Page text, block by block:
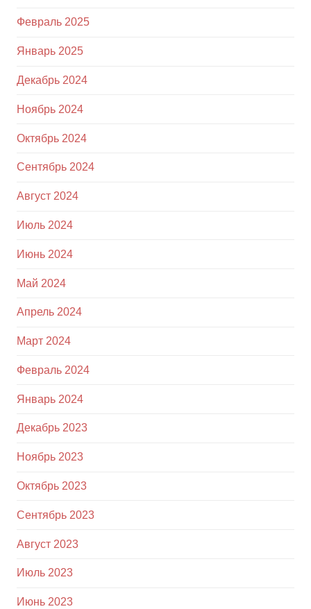
Февраль 2025
Январь 2025
Декабрь 2024
Ноябрь 2024
Октябрь 2024
Сентябрь 2024
Август 2024
Июль 2024
Июнь 2024
Май 2024
Апрель 2024
Март 2024
Февраль 2024
Январь 2024
Декабрь 2023
Ноябрь 2023
Октябрь 2023
Сентябрь 2023
Август 2023
Июль 2023
Июнь 2023